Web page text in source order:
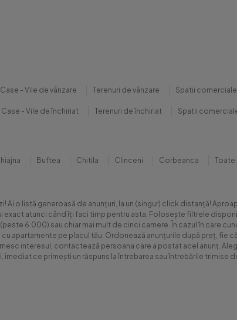
Case - Vile de vânzare Terenuri de vânzare Spatii
Case - Vile de închiriat Terenuri de închiriat Spatii
Buftea Chitila Clinceni Corbeanca
o listă generoasă de anunțuri, la un (singur) click distanță!
atunci când îți faci timp pentru asta. Folosește filtrele
6.000) sau chiar mai mult de cinci camere. În cazul în care
apartamente pe placul tău. Ordonează anunțurile după preț, fie
interesul, contactează persoana care a postat acel anunț.
imediat ce primești un răspuns la întrebarea sau întrebările trimise